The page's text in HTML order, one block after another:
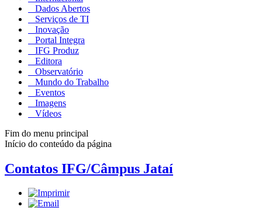
Dados Abertos
Serviços de TI
Inovação
Portal Integra
IFG Produz
Editora
Observatório
Mundo do Trabalho
Eventos
Imagens
Vídeos
Fim do menu principal
Início do conteúdo da página
Contatos IFG/Câmpus Jataí